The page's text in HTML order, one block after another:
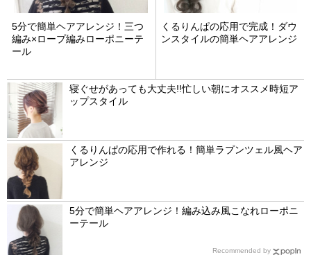
5分で簡単ヘアアレンジ！三つ
編み×ロープ編みローポニーテ
ール
くるりんぱの応用で完成！ダウ
ンスタイルの簡単ヘアアレンジ
寝ぐせがあっても大丈夫!!忙しい朝にオススメ時短ア
ップスタイル
くるりんぱの応用で作れる！簡単ラプンツェル風ヘア
アレンジ
5分で簡単ヘアアレンジ！編み込み風こなれローポニ
ーテール
Recommended by